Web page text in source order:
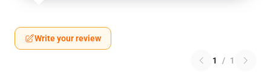
Write your review
1 / 1